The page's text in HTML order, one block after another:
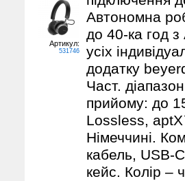
Артикул:
531746
Автономна
до 40-ка год
усіх
додатку
Част.
прийому: до
Lossless,
Німеччині.
кабель, USB-
кейс. Колір –